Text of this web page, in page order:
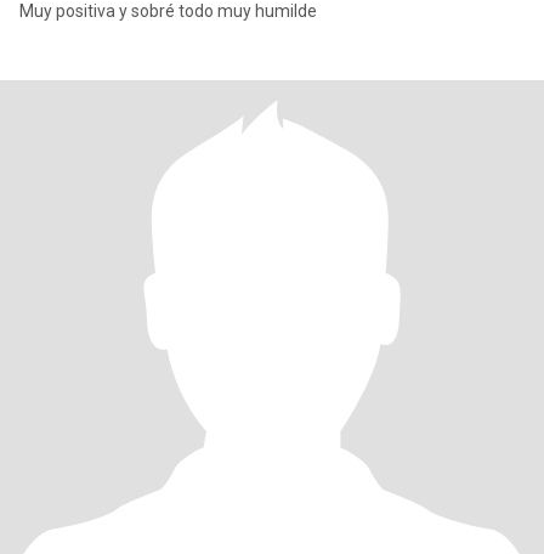
Muy positiva y sobré todo muy humilde